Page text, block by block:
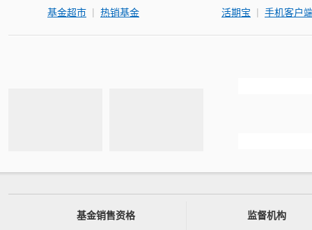
基金超市 | 热销基金 活期宝 | 手机客户
基金销售资格 监督机构